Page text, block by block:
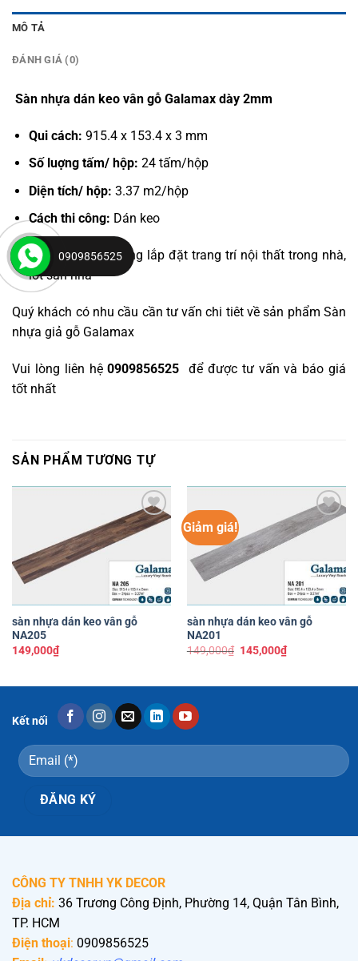
MÔ TẢ
ĐÁNH GIÁ (0)
Sàn nhựa dán keo vân gỗ Galamax dày 2mm
Qui cách: 915.4 x 153.4 x 3 mm
Số luợng tấm/ hộp: 24 tấm/hộp
Diện tích/ hộp: 3.37 m2/hộp
Cách thi công: Dán keo
Ứng dụng:Thi công lắp đặt trang trí nội thất trong nhà,
lót sàn nhà
Quý khách có nhu cầu cần tư vấn chi tiêt về sản phẩm Sàn
nhựa giả gỗ Galamax
Vui lòng liên hệ0909856525 để được tư vấn và báo giá
tốt nhất
SẢN PHẨM TƯƠNG TỰ
Yêu
sàn nhựa dán keo vân gỗ
NA205
149,000₫
Giảm giá!
Yêu
sàn nhựa dán keo vân gỗ
NA201
149,000₫ Giá
145,000₫Giá
hiện
Kết nối
CÔNG TY TNHH YK DECOR
Địa chỉ: 36 Trương Công Định, Phường 14, Quận Tân Bình,
TP. HCM
Điện thoại: 0909856525
0909856525